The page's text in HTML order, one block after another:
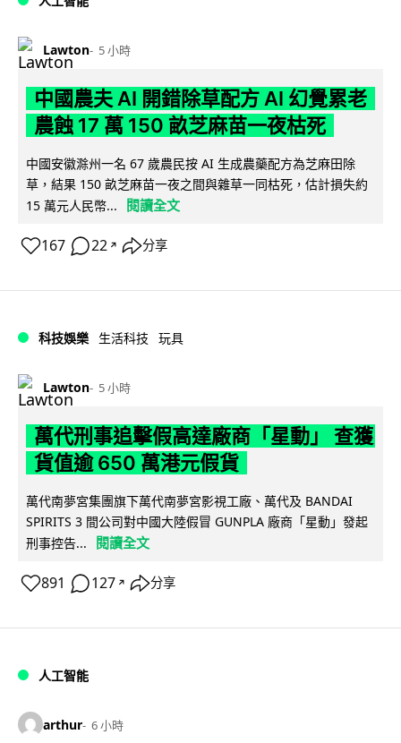
Lawton 5 小時
中國農夫 AI 開錯除草配方 AI 幻覺累老
農蝕 17 萬 150 畝芝麻苗一夜枯死
中國安徽滁州一名 67 歲農民按 AI 生成農藥配方為芝麻田除
草，結果 150 畝芝麻苗一夜之間與雜草一同枯死，估計損失約
15 萬元人民幣...
閱讀全文
167 22 ↗ 分享
科技娛樂 生活科技 玩具
Lawton 5 小時
萬代刑事追擊假高達廠商「星動」 查獲
貨值逾 650 萬港元假貨
萬代南夢宮集團旗下萬代南夢宮影視工廠、萬代及 BANDAI
SPIRITS 3 間公司對中國大陸假冒 GUNPLA 廠商「星動」發起
刑事控告...
閱讀全文
891 127 ↗ 分享
人工智能
arthur 6 小時